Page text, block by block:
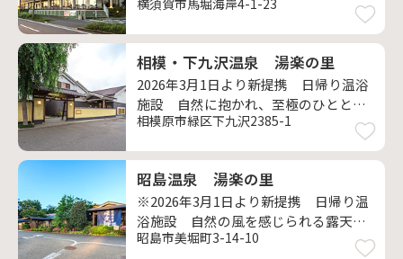
横須賀市馬堀海岸4-1-23
相模・下九沢温泉 湯楽の里
2026年3月1日より新提携 日帰り温浴
施設 自然に抱かれ、至極のひととき
温泉に浸かる
相模原市緑区下九沢2385-1
昭島温泉 湯楽の里
※2026年3月1日より新提携 日帰り温
浴施設 自然の風を感じられる露天風
呂が魅力です
昭島市美堀町3-14-10